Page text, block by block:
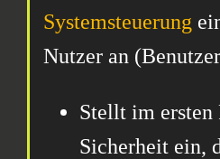
Systemsteuerung
Nutzer an
Stellt im ersten
Sicherheit ein,